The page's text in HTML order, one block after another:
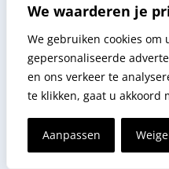
We waarderen je
We gebruiken cookies
gepersonaliseerde
en ons verkeer te
te klikken, gaat u akkoord
Aanpassen